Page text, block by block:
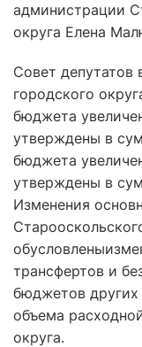
администрации
округа Елена
Совет депутатов
городского
бюджета
утверждены в
бюджета
утверждены в
Изменения
трансфертов и
бюджетов
объема
округа.